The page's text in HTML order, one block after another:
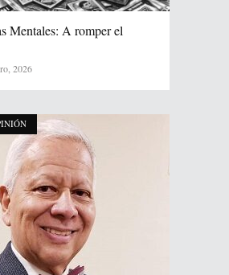
Mentales: A romper el
2026